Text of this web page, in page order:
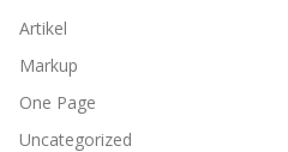
Artikel
Markup
One Page
Uncategorized